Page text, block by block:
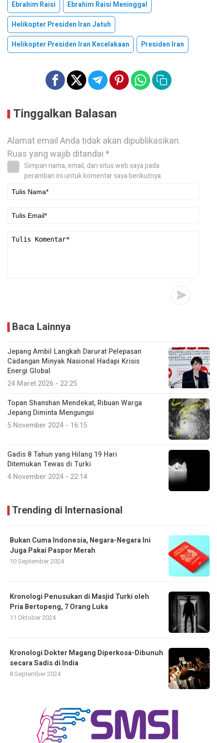
Ebrahim Raisi
Ebrahim Raisi Meninggal
Helikopter Presiden Iran Jatuh
Helikopter Presiden Iran Kecelakaan
Presiden Iran
Tinggalkan Balasan
Alamat email Anda tidak akan dipublikasikan.
Ruas yang wajib ditandai*
Simpan nama, email, dan situs web saya pada
peramban ini untuk komentar saya berikutnya.
Baca Lainnya
Jepang Ambil Langkah Darurat Pelepasan
Cadangan Minyak Nasional Hadapi Krisis
Energi Global
24 Maret 2026 - 22:25
Topan Shanshan Mendekat, Ribuan Warga
Jepang Diminta Mengungsi
5 November 2024 - 16:15
Gadis 8 Tahun yang Hilang 19 Hari
Ditemukan Tewas di Turki
4 November 2024 - 22:14
Trending di Internasional
Bukan Cuma Indonesia, Negara-Negara Ini
Juga Pakai Paspor Merah
10 September 2024
Kronologi Penusukan di Masjid Turki oleh
Pria Bertopeng, 7 Orang Luka
11 Oktober 2024
Kronologi Dokter Magang Diperkosa-Dibunuh
secara Sadis di India
8 September 2024